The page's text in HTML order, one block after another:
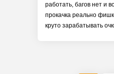
работать, багов нет и
прокачка реально
круто зарабатывать